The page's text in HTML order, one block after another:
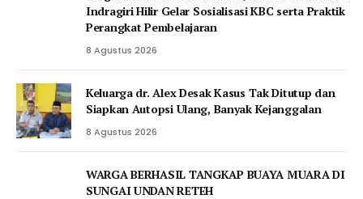
Indragiri Hilir Gelar Sosialisasi KBC serta Praktik
Perangkat Pembelajaran
8 Agustus 2026
Keluarga dr. Alex Desak Kasus Tak Ditutup dan
Siapkan Autopsi Ulang, Banyak Kejanggalan
8 Agustus 2026
WARGA BERHASIL TANGKAP BUAYA MUARA DI
SUNGAI UNDAN RETEH